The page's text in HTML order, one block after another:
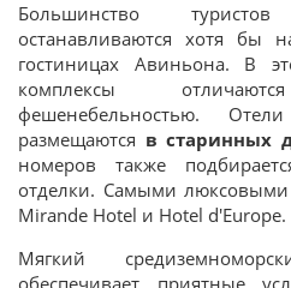
Большинство
останавливаются хотя бы
гостиницах Авиньона. В
комплексы
фешенебельностью.
размещаются в старинных
номеров также
отделки. Самыми люксовыми
Mirande Hotel и Hotel d'Europe.
Мягкий